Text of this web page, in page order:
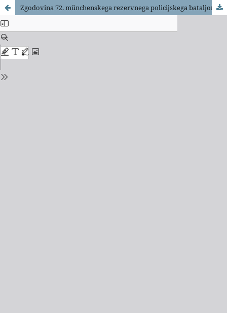
Zgodovina 72. münchenskega rezervnega policijskega bataljona